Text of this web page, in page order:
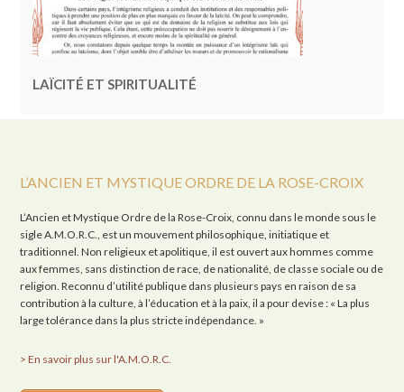
LAÏCITÉ ET SPIRITUALITÉ
L’ANCIEN ET MYSTIQUE ORDRE DE LA ROSE-CROIX
L’Ancien et Mystique Ordre de la Rose-Croix, connu dans le monde sous le
sigle A.M.O.R.C., est un mouvement philosophique, initiatique et
traditionnel. Non religieux et apolitique, il est ouvert aux hommes comme
aux femmes, sans distinction de race, de nationalité, de classe sociale ou de
religion. Reconnu d’utilité publique dans plusieurs pays en raison de sa
contribution à la culture, à l’éducation et à la paix, il a pour devise : « La plus
large tolérance dans la plus stricte indépendance. »
> En savoir plus sur l'A.M.O.R.C.